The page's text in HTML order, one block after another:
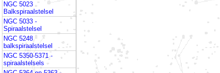
NGC 5023
Balkspiraalstelsel
NGC 5033 -
Spiraalstelsel
NGC 5248
balkspiraalstelsel
NGC 5350-5371 -
spiraalstelsels